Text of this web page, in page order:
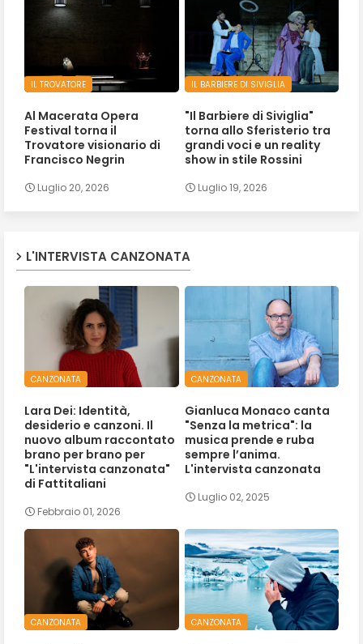
IL TROVATORE
Al Macerata Opera
Festival torna il
Trovatore visionario di
Francisco Negrin
Luglio 20, 2026
IL BARBIERE DI SIVIGLIA
"Il Barbiere di Siviglia"
torna allo Sferisterio tra
grandi voci e un reality
show in stile Rossini
Luglio 19, 2026
L'INTERVISTA CANZONATA
CANZONATA
Lara Dei: Identità,
desiderio e canzoni. Il
nuovo album raccontato
brano per brano per
"L'intervista canzonata"
di Fattitaliani
Febbraio 01, 2026
CANZONATA
Gianluca Monaco canta
"Senza la metrica": la
musica prende e ruba
sempre l’anima.
L'intervista canzonata
Luglio 02, 2025
CANZONATA CANZONATA